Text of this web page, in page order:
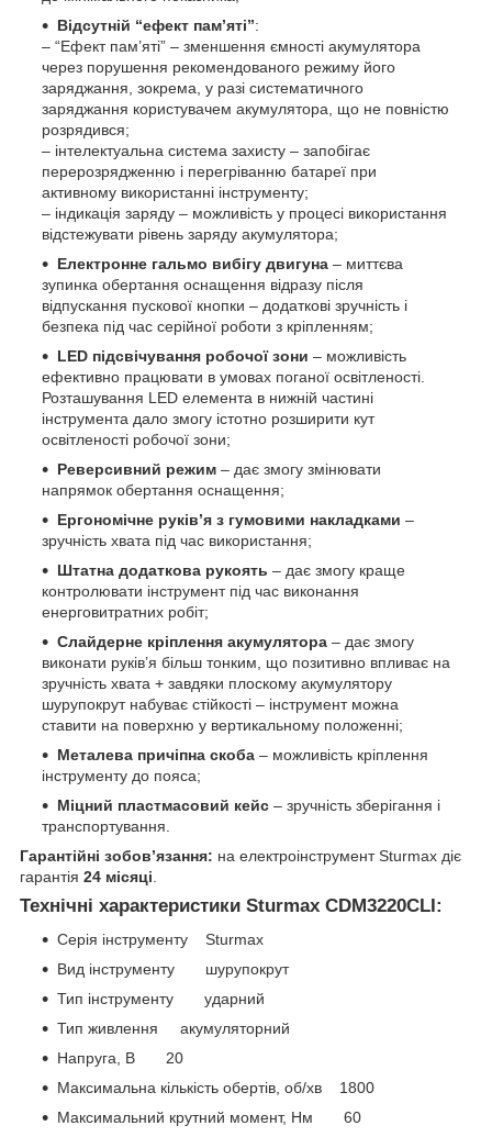
Відсутній “ефект пам’яті”:
– “Ефект пам’яті” – зменшення ємності акумулятора
через порушення рекомендованого режиму його
заряджання, зокрема, у разі систематичного
заряджання користувачем акумулятора, що не повністю
розрядився;
– інтелектуальна система захисту – запобігає
перерозрядженню і перегріванню батареї при
активному використанні інструменту;
– індикація заряду – можливість у процесі використання
відстежувати рівень заряду акумулятора;
Електронне гальмо вибігу двигуна – миттєва
зупинка обертання оснащення відразу після
відпускання пускової кнопки – додаткові зручність і
безпека під час серійної роботи з кріпленням;
LED підсвічування робочої зони – можливість
ефективно працювати в умовах поганої освітленості.
Розташування LED елемента в нижній частині
інструмента дало змогу істотно розширити кут
освітленості робочої зони;
Реверсивний режим – дає змогу змінювати
напрямок обертання оснащення;
Ергономічне руків’я з гумовими накладками –
зручність хвата під час використання;
Штатна додаткова рукоять – дає змогу краще
контролювати інструмент під час виконання
енерговитратних робіт;
Слайдерне кріплення акумулятора – дає змогу
виконати руків’я більш тонким, що позитивно впливає на
зручність хвата + завдяки плоскому акумулятору
шурупокрут набуває стійкості – інструмент можна
ставити на поверхню у вертикальному положенні;
Металева причіпна скоба – можливість кріплення
інструменту до пояса;
Міцний пластмасовий кейс – зручність зберігання і
транспортування.
Гарантійні зобов’язання: на електроінструмент Sturmax діє
гарантія 24 місяці.
Технічні характеристики Sturmax CDM3220CLI:
Серія інструменту Sturmax
Вид інструменту шурупокрут
Тип інструменту ударний
Тип живлення акумуляторний
Напруга, В 20
Максимальна кількість обертів, об/хв 1800
Максимальний крутний момент, Нм 60